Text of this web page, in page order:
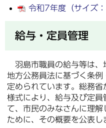
令和7年度（サイズ
給与・定員管理
羽島市職員の給与等は、
地方公務員法に基づく条例
定められています。総務省
様式により、給与及び定員
て、市民のみなさんに理解
ために、その概要を公表し